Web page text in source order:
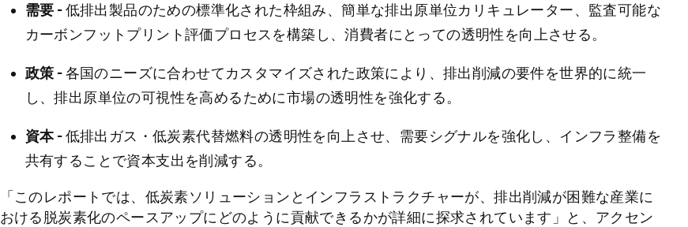
需要 -低排出製品のための標準化された枠組み、簡単な排出原単位カリキュレーター、監査可能な
カーボンフットプリント評価プロセスを構築し、消費者にとっての透明性を向上させる。
政策 -各国のニーズに合わせてカスタマイズされた政策により、排出削減の要件を世界的に統一
し、排出原単位の可視性を高めるために市場の透明性を強化する。
資本 -低排出ガス・低炭素代替燃料の透明性を向上させ、需要シグナルを強化し、インフラ整備を
共有することで資本支出を削減する。
「このレポートでは、低炭素ソリューションとインフラストラクチャーが、排出削減が困難な産業に
おける脱炭素化のペースアップにどのように貢献できるかが詳細に探求されています」と、アクセン